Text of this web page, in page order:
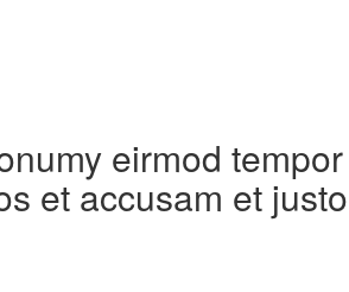
eirmod
et accusam et